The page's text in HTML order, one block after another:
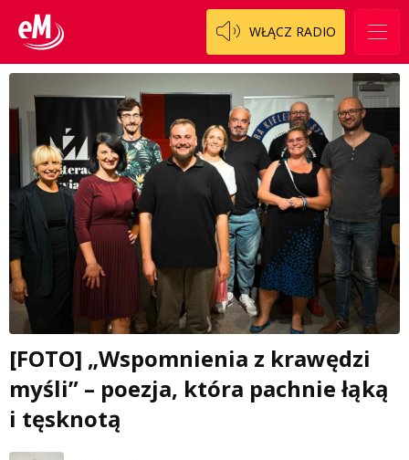
WŁĄCZ RADIO
[FOTO] „Wspomnienia z krawędzi
myśli” – poezja, która pachnie łąką
i tęsknotą